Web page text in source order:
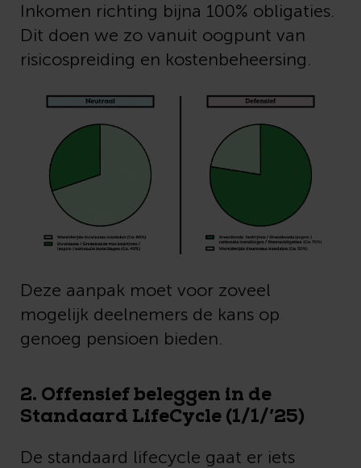
Inkomen richting bijna 100% obligaties.
Dit doen we zo vanuit oogpunt van
risicospreiding en kostenbeheersing.
Deze aanpak moet voor zoveel
mogelijk deelnemers de kans op
genoeg pensioen bieden.
2. Offensief beleggen in de
Standaard LifeCycle (1/1/’25)
De standaard lifecycle gaat er iets